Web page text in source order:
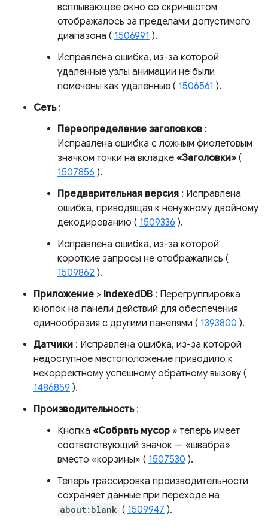
всплывающее окно со скриншотом
отображалось за пределами допустимого
диапазона ( 1506991 ).
Исправлена ​​ошибка, из-за которой
удаленные узлы анимации не были
помечены как удаленные ( 1506561 ).
Сеть:
Переопределение заголовков :
Исправлена ​​ошибка с ложным фиолетовым
значком точки на вкладке «Заголовки» (
1507856 ).
Предварительная версия : Исправлена ​​
ошибка, приводящая к ненужному двойному
декодированию ( 1509336 ).
Исправлена ​​ошибка, из-за которой
короткие запросы не отображались (
1509862 ).
Приложение > IndexedDB : Перегруппировка
кнопок на панели действий для обеспечения
единообразия с другими панелями ( 1393800 ).
Датчики : Исправлена ​​ошибка, из-за которой
недоступное местоположение приводило к
некорректному успешному обратному вызову (
1486859 ).
Производительность:
Кнопка «Собрать мусор » теперь имеет
соответствующий значок — «швабра»
вместо «корзины» ( 1507530 ).
Теперь трассировка производительности
сохраняет данные при переходе на
about:blank ( 1509947 ).